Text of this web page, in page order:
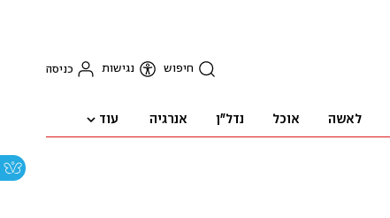
חיפוש נגישות כניסה
לאשה אוכל נדל"ן אנרגיה עוד